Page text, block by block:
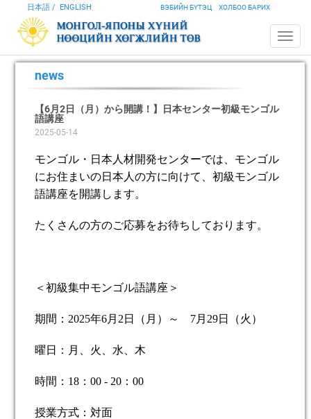
ВЭБИЙН БҮТЭЦ ХОЛБОО БАРИХ
日本語 ENGLISH
news
【6月2日（月）から開講！】日本センター初級モンゴル
語講座
2025-05-14
モンゴル・日本人材開発センターでは、モンゴル
にお住まいの日本人の方に向けて、初級モンゴル
語講座を開講します。
たくさんの方のご応募をお待ちしております。
＜初級集中モンゴル語講座＞
期間： 2025年6月 2 日（月）～ 7月 29日（火）
曜日：月、火、水、木
時間： 18 ： 00 - 20 ： 00
授業方式：対面